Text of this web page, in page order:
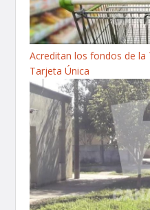
Acreditan los fondos de la
Tarjeta Única